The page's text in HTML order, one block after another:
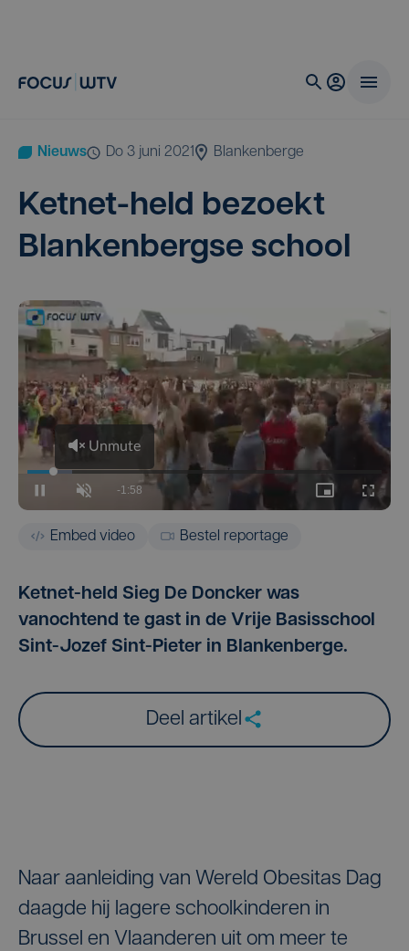
Nieuws do 3 juni 2021 Blankenberge
Ket­net-held bezoekt
Blan­ken­berg­se school
Embed video Bestel reportage
Ketnet-held Sieg De Doncker was
vanochtend te gast in de Vrije Basisschool
Sint-Jozef Sint-Pieter in Blankenberge.
Deel artikel
Naar aanleiding van Wereld Obesitas Dag
daagde hij lagere schoolkinderen in
Brussel en Vlaanderen uit om meer te